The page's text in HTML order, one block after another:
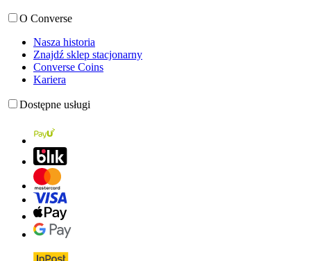
O Converse
Nasza historia
Znajdź sklep stacjonarny
Converse Coins
Kariera
Dostępne usługi